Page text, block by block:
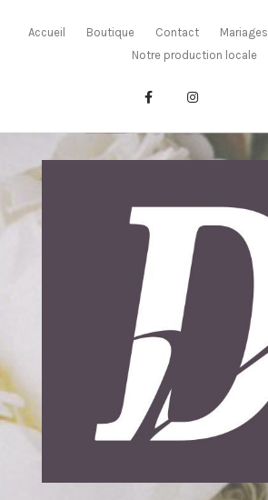
Accueil Boutique Contact Mariages
Notre production locale